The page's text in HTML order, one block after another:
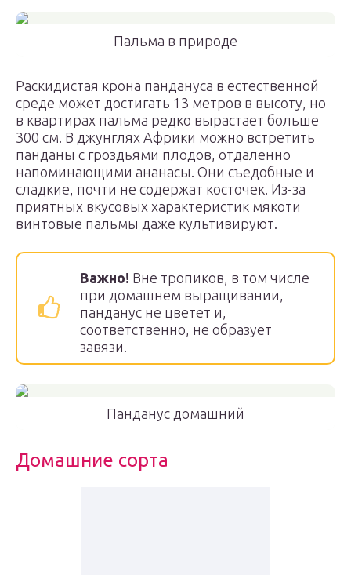
Пальма в природе
Раскидистая крона пандануса в естественной
среде может достигать 13 метров в высоту, но
в квартирах пальма редко вырастает больше
300 см. В джунглях Африки можно встретить
панданы с гроздьями плодов, отдаленно
напоминающими ананасы. Они съедобные и
сладкие, почти не содержат косточек. Из-за
приятных вкусовых характеристик мякоти
винтовые пальмы даже культивируют.
Важно! Вне тропиков, в том числе
при домашнем выращивании,
панданус не цветет и,
соответственно, не образует
завязи.
Панданус домашний
Домашние сорта